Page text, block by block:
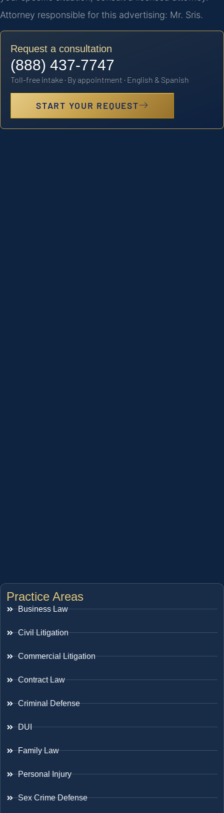
Attorney responsible for this advertising: Mr. Sris.
Request a consultation
(888) 437-7747
Toll-free intake · By appointment · English & Spanish
START YOUR REQUEST
Practice Areas
Business Law
Civil Litigation
Commercial Litigation
Contract Law
Criminal Defense
DUI
Family Law
Personal Injury
Sex Crime Defense